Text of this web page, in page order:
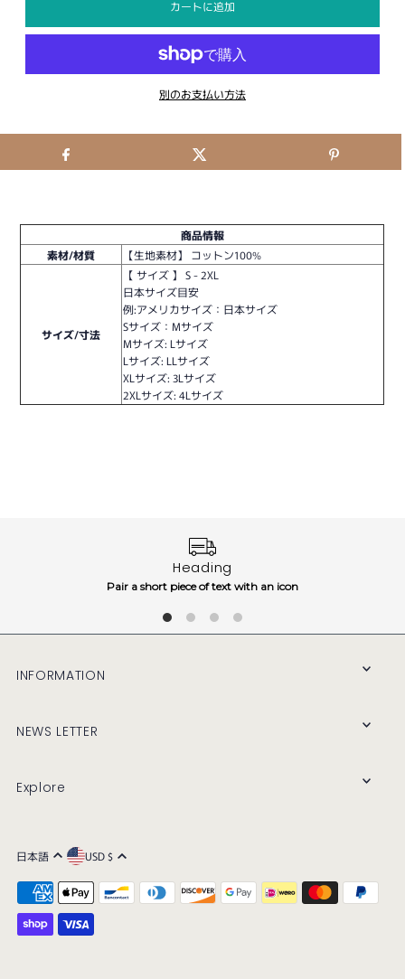
別のお支払い方法
商品情報
素材/材質
【生地素材】 コットン100%
サイズ/寸法
【 サイズ 】 S - 2XL
日本サイズ目安
例:アメリカサイズ：日本サイズ
Sサイズ：Mサイズ
Mサイズ: Lサイズ
Lサイズ: LLサイズ
XLサイズ: 3Lサイズ
2XLサイズ: 4Lサイズ
Heading
Pair a short piece of text with an icon
INFORMATION
NEWS LETTER
Explore
日本語 USD $